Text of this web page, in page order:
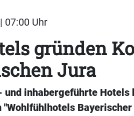
07:00 Uhr
gründen
Jura
inhabergeführte Hotels
"Wohlfühlhotels